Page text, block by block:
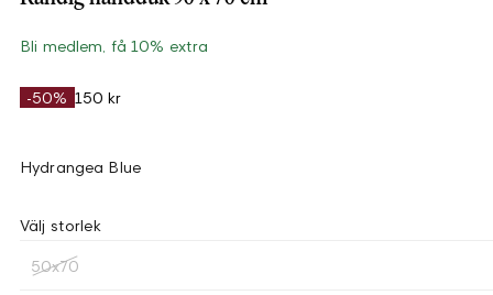
Bli medlem, få 10% extra
-50% 150 kr
Hydrangea Blue
Välj storlek
50x70